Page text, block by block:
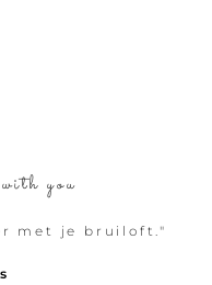
you
met je bruiloft."